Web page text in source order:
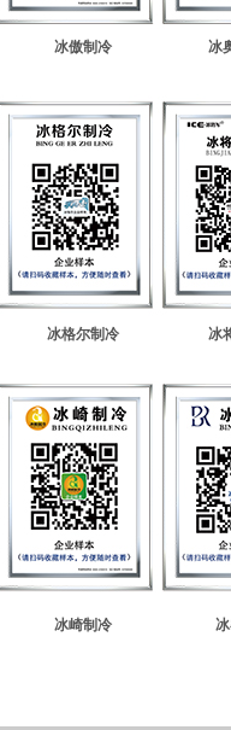
冰傲制冷 冰
冰格尔制冷 冰
冰崎制冷